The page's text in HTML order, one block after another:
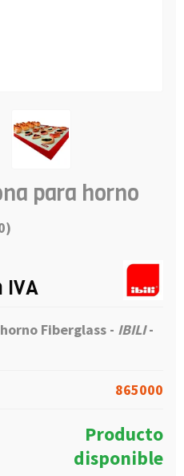
para horno
IVA
Fiberglass - IBILI-
865000
Producto
disponible